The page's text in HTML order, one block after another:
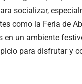
socializar,
como la Feria de
en un ambiente
para disfrutar y